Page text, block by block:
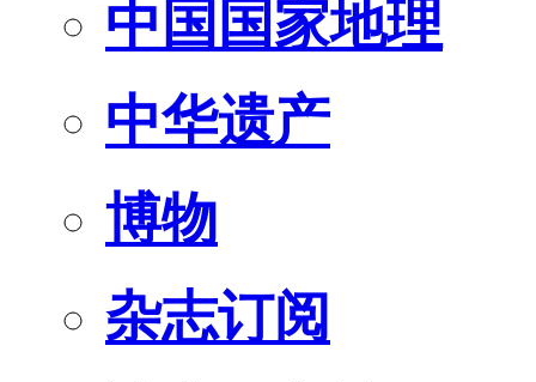
中国国家地理
中华遗产
博物
杂志订阅